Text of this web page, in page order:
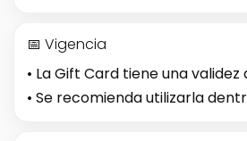
📅 Vigencia
• La Gift Card tiene una validez
• Se recomienda utilizarla